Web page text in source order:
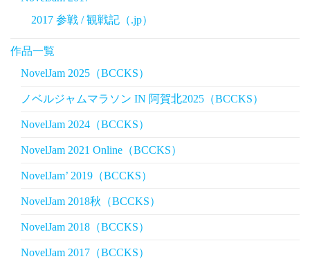
2017 参戦 / 観戦記（.jp）
作品一覧
NovelJam 2025（BCCKS）
ノベルジャムマラソン IN 阿賀北2025（BCCKS）
NovelJam 2024（BCCKS）
NovelJam 2021 Online（BCCKS）
NovelJam’ 2019（BCCKS）
NovelJam 2018秋（BCCKS）
NovelJam 2018（BCCKS）
NovelJam 2017（BCCKS）